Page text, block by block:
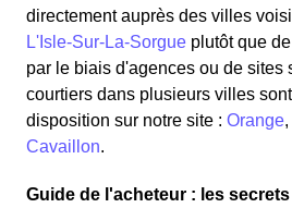
directement auprès des villes
L'Isle-Sur-La-Sorgue plutôt que
par le biais d'agences ou de sites
courtiers dans plusieurs villes
disposition sur notre site : Orange,
Cavaillon.
Guide de l'acheteur : les